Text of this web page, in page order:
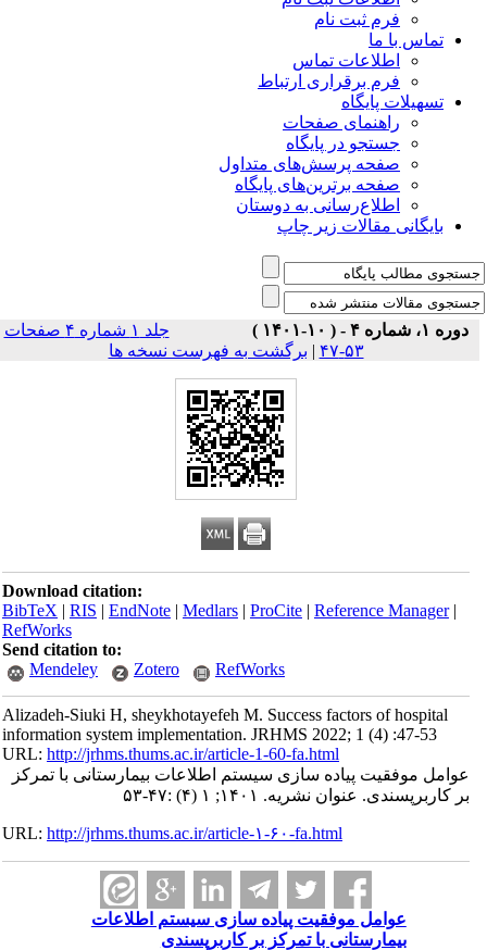
فرم ثبت نام
تماس با ما
اطلاعات تماس
فرم برقراری ارتباط
تسهیلات پایگاه
راهنمای صفحات
جستجو در پایگاه
صفحه پرسش‌های متداول
صفحه برترین‌های پایگاه
اطلاع‌رسانی به دوستان
بایگانی مقالات زیر چاپ
دوره ۱، شماره ۴ - ( ۱۰-۱۴۰۱ )
جلد ۱ شماره ۴ صفحات
۵۳-۴۷
|برگشت به فهرست نسخه ها
Download citation:
BibTeX|RIS|EndNote|Medlars|ProCite|Reference Manager
RefWorks
Send citation to:
Mendeley
Zotero RefWorks
Alizadeh-Siuki H, sheykhotayefeh M. Success factors of hospital
information system implementation. JRHMS 2022; 1 (4) :47-53
URL:http://jrhms.thums.ac.ir/article-1-60-fa.html
عوامل موفقیت پیاده سازی سیستم اطلاعات بیمارستانی با تمرکز
بر کاربرپسندی. عنوان نشریه. ۱۴۰۱; ۱ (۴) :۴۷-۵۳
URL:http://jrhms.thums.ac.ir/article-۱-۶۰-fa.html
عوامل موفقیت پیاده سازی سیستم اطلاعات
بیمارستانی با تمرکز بر کاربرپسندی